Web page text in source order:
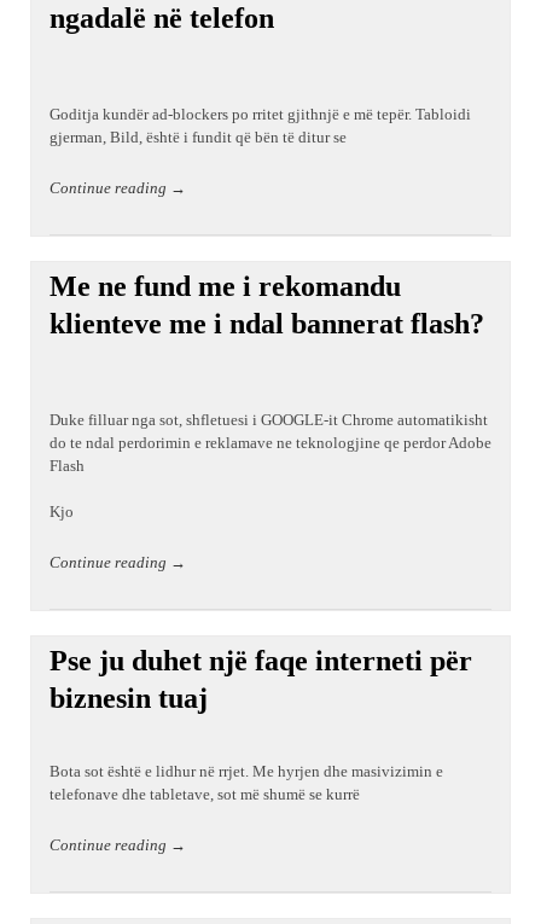
ngadalë në telefon
Goditja kundër ad-blockers po rritet gjithnjë e më tepër. Tabloidi
gjerman, Bild, është i fundit që bën të ditur se
Continue reading →
Me ne fund me i rekomandu
klienteve me i ndal bannerat flash?
Duke filluar nga sot, shfletuesi i GOOGLE-it Chrome automatikisht
do te ndal perdorimin e reklamave ne teknologjine qe perdor Adobe
Flash
Kjo
Continue reading →
Pse ju duhet një faqe interneti për
biznesin tuaj
Bota sot është e lidhur në rrjet. Me hyrjen dhe masivizimin e
telefonave dhe tabletave, sot më shumë se kurrë
Continue reading →